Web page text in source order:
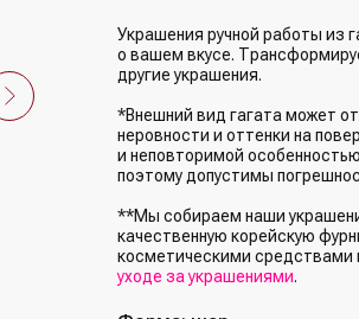
Украшения ручной работы из
о вашем вкусе.
другие украшения.
*Внешний вид гагата может
неровности и оттенки на
и неповторимой
поэтому допустимы
**Мы собираем наши
качественную корейскую
косметическими
уходе за украшениями.